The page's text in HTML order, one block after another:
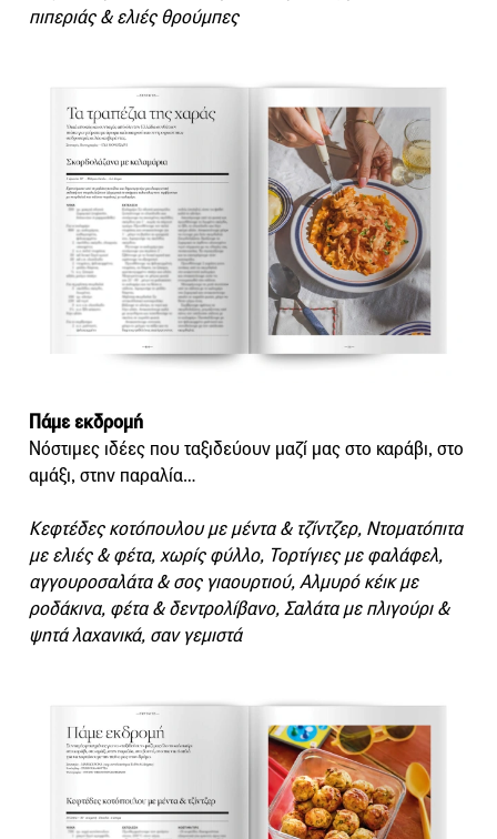
πιπεριάς & ελιές θρούμπες
Πάμε εκδρομή
Νόστιμες ιδέες που ταξιδεύουν μαζί μας στο καράβι, στο
αμάξι, στην παραλία…
Κεφτέδες κοτόπουλου με μέντα & τζίντζερ, Ντοματόπιτα
με ελιές & φέτα, χωρίς φύλλο, Τορτίγιες με φαλάφελ,
αγγουροσαλάτα & σος γιαουρτιού, Αλμυρό κέικ με
ροδάκινα, φέτα & δεντρολίβανο, Σαλάτα με πλιγούρι &
ψητά λαχανικά, σαν γεμιστά